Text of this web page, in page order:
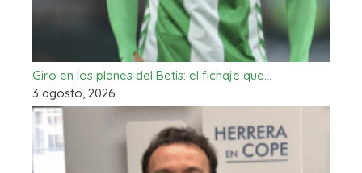
Giro en los planes del Betis: el fichaje que…
3 agosto, 2026